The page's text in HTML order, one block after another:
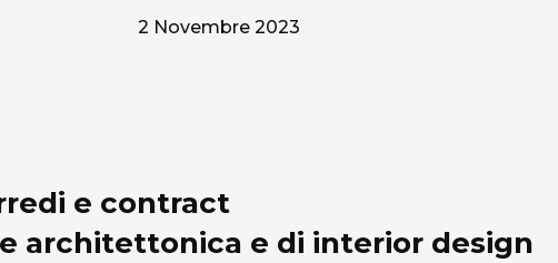
2 Novembre 2023
e contract
architettonica e di interior design